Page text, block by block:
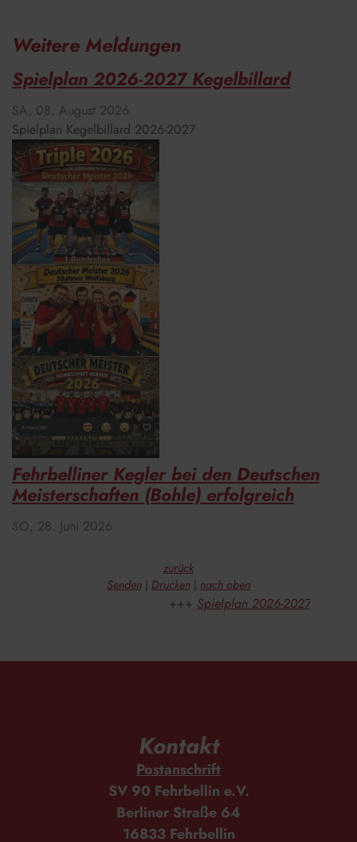
Spielplan 2026-2027
Weitere Meldungen
Spielplan 2026-2027 Kegelbillard
SA, 08. August 2026
Spielplan Kegelbillard 2026-2027
Fehrbelliner Kegler bei den Deutschen
Meisterschaften (Bohle) erfolgreich
SO, 28. Juni 2026
zurück
Senden
Drucken nach oben
Kontakt
Postanschrift
SV 90 Fehrbellin e.V.
Berliner Straße 64
16833 Fehrbellin